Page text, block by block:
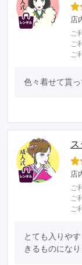
店
ご
ご
ご
色々着せて貰っ
店
ご
ご
ご
とても入りや
きるものになり